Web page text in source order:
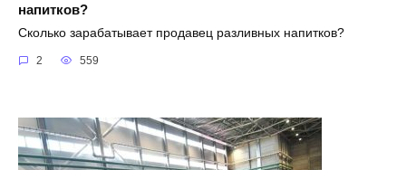
напитков?
Сколько зарабатывает продавец разливных напитков?
2 559